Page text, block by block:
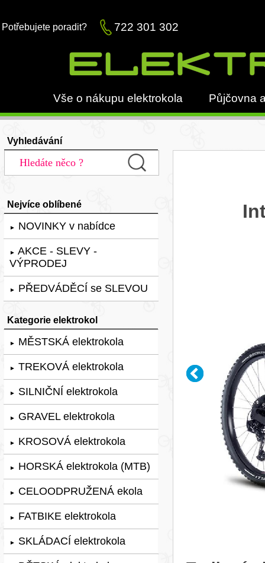
Potřebujete poradit? 722 301 302
Vše o nákupu elektrokola Půjčovna
Vyhledávání
Nejvíce oblíbené
► NOVINKY v nabídce
► AKCE - SLEVY -
VÝPRODEJ
► PŘEDVÁDĚCÍ se SLEVOU
Kategorie elektrokol
► MĚSTSKÁ elektrokola
► TREKOVÁ elektrokola
► SILNIČNÍ elektrokola
► GRAVEL elektrokola
► KROSOVÁ elektrokola
► HORSKÁ elektrokola (MTB)
► CELOODPRUŽENÁ ekola
► FATBIKE elektrokola
► SKLÁDACÍ elektrokola